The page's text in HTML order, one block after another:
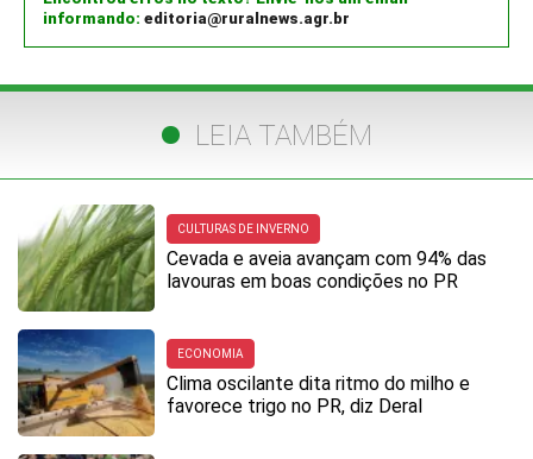
informando: editoria@ruralnews.agr.br
LEIA TAMBÉM
CULTURAS DE INVERNO
Cevada e aveia avançam com 94% das
lavouras em boas condições no PR
ECONOMIA
Clima oscilante dita ritmo do milho e
favorece trigo no PR, diz Deral